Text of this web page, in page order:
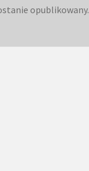
opublikowany.